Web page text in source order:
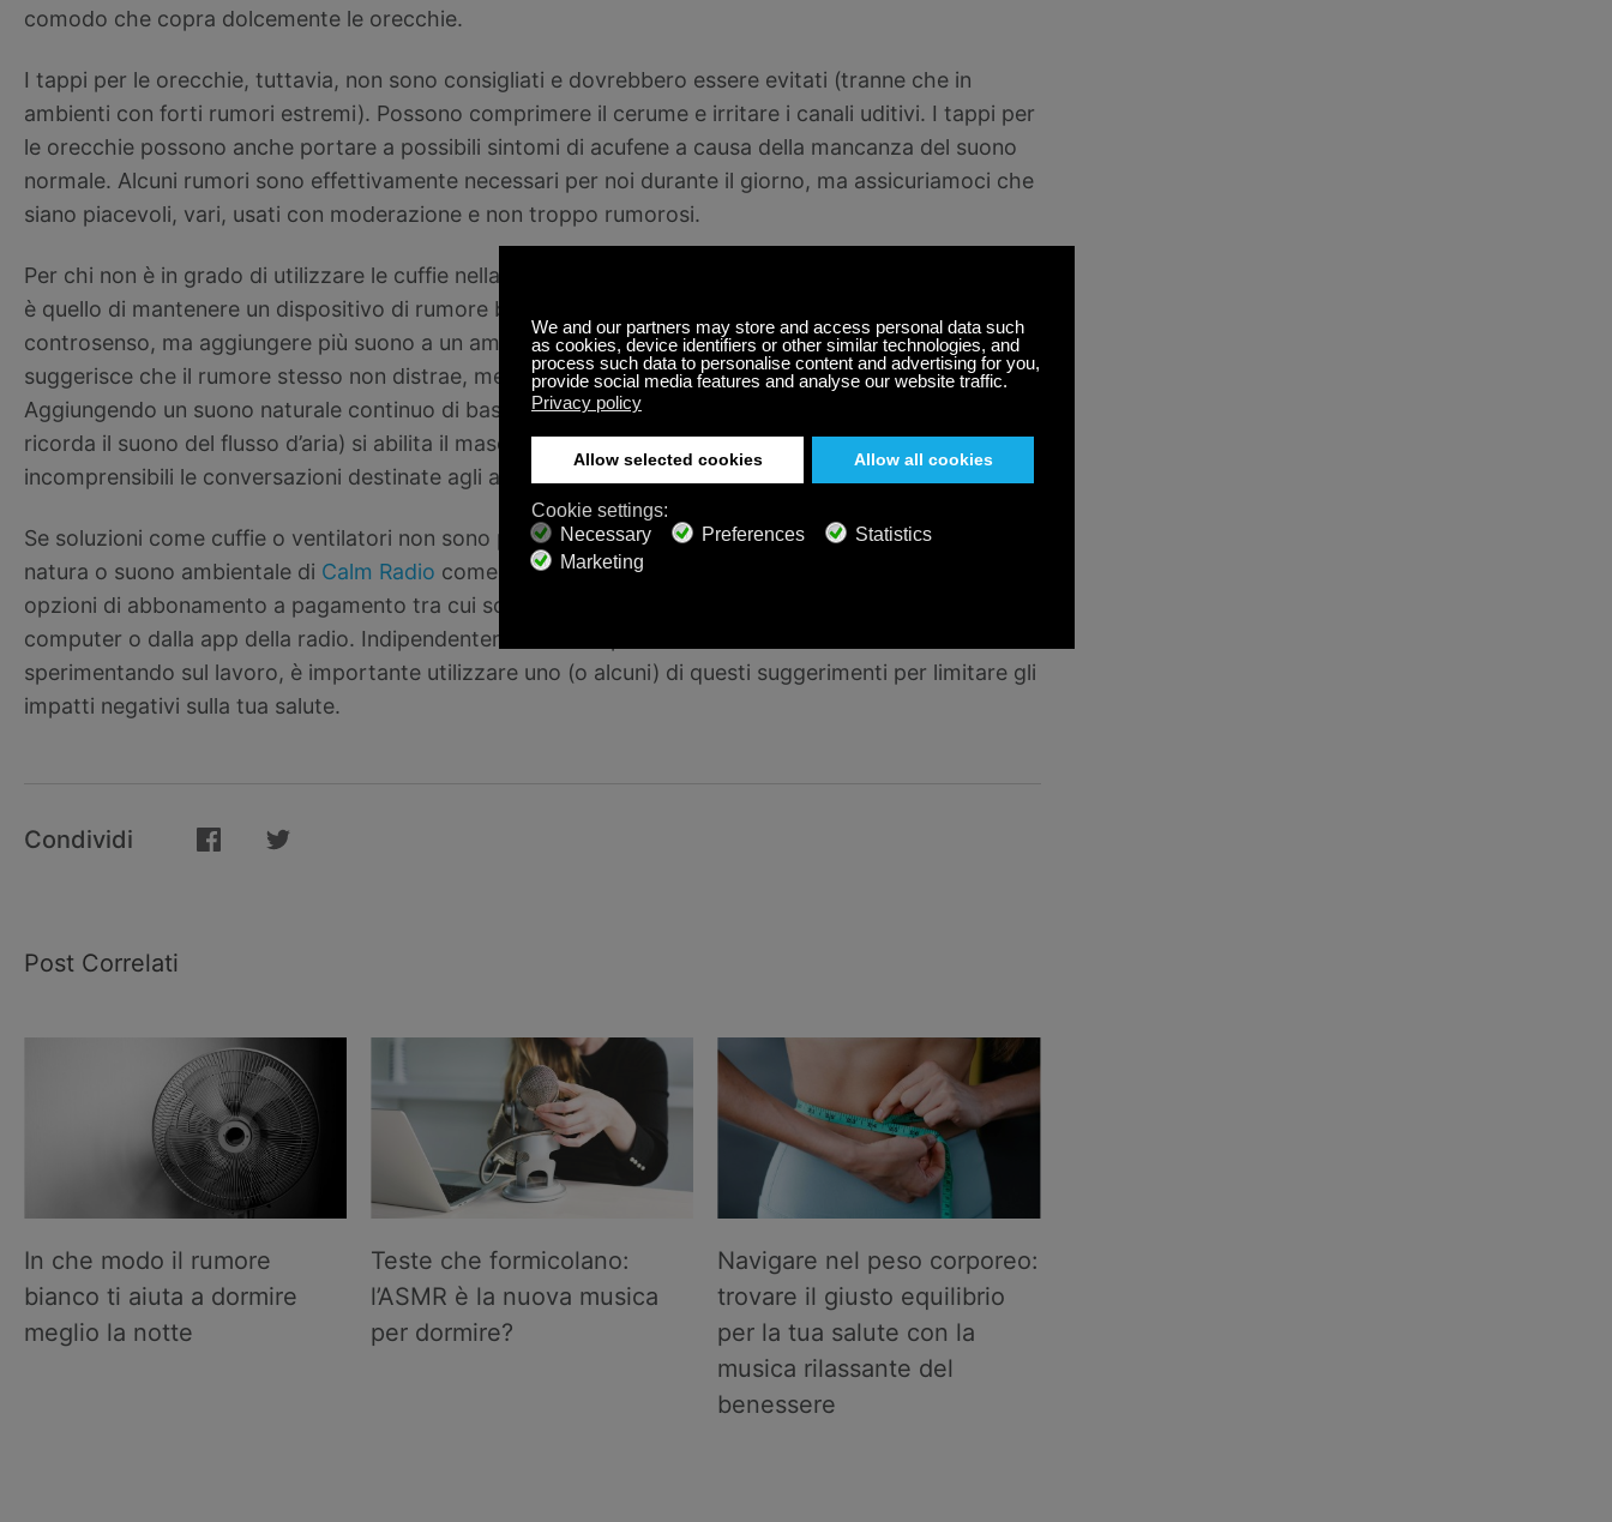
comodo che copra dolcemente le orecchie.
I tappi per le orecchie, tuttavia, non sono consigliati e dovrebbero essere evitati (tranne che in
ambienti con forti rumori estremi). Possono comprimere il cerume e irritare i canali uditivi. I tappi per
le orecchie possono anche portare a possibili sintomi di acufene a causa della mancanza del suono
normale. Alcuni rumori sono effettivamente necessari per noi durante il giorno, ma assicuriamoci che
siano piacevoli, vari, usati con moderazione e non troppo rumorosi.
Per chi non è in grado di utilizzare le cuffie nella propria postazione in ufficio, un altro trucco efficace
è quello di mantenere un dispositivo di rumore bianco intorno a te, come una ventola. Sembrare un
controsenso, ma aggiungere più suono a un ambiente può farlo sembrare più tranquillo. La ricerca
suggerisce che il rumore stesso non distrae, mentre il rumore del parlato indesiderato sì.
Aggiungendo un suono naturale continuo di basso livello a un ambiente (come il rumore bianco che
ricorda il suono del flusso d’aria) si abilita il mascheramento del suono, che può rendere
incomprensibili le conversazioni destinate agli altri ascoltatori, e
Se soluzioni come cuffie o ventilatori non sono pratiche, puoi provare uno dei canali di musica,
natura o suono ambientale di Calm Radio come White Noise. Ci sono molti canali musicali gratuiti o
opzioni di abbonamento a pagamento tra cui scegliere e che puoi ascoltare a basso volume dal tuo
computer o dalla app della radio. Indipendentemente dal tipo di rumore cronico che stai
sperimentando sul lavoro, è importante utilizzare uno (o alcuni) di questi suggerimenti per limitare gli
impatti negativi sulla tua salute.
Condividi
Post Correlati
In che modo il rumore
bianco ti aiuta a dormire
meglio la notte
Teste che formicolano:
l’ASMR è la nuova musica
per dormire?
Navigare nel peso corporeo:
trovare il giusto equilibrio
per la tua salute con la
musica rilassante del
benessere